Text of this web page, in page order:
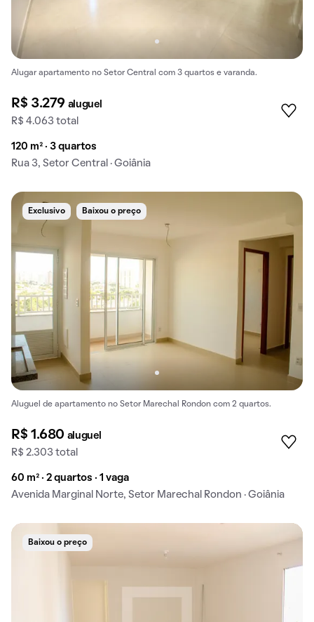
Alugar apartamento no Setor Central com 3 quartos e varanda.
R$ 3.279 aluguel
R$ 4.063 total
120 m² · 3 quartos
Rua 3, Setor Central · Goiânia
Exclusivo Baixou o preço
Aluguel de apartamento no Setor Marechal Rondon com 2 quartos.
R$ 1.680 aluguel
R$ 2.303 total
60 m² · 2 quartos · 1 vaga
Avenida Marginal Norte, Setor Marechal Rondon · Goiânia
Baixou o preço